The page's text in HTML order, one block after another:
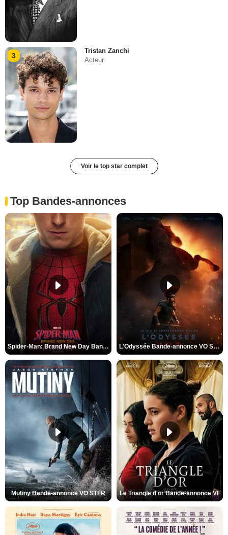
3
Tristan Zanchi
Acteur
Voir le top star complet
Top Bandes-annonces
Spider-Man: Brand New Day Bande-annonce VO STFR L'Odyssée Bande-annonce VO STFR
Mutiny Bande-annonce VO STFR Le Triangle d'or Bande-annonce VF